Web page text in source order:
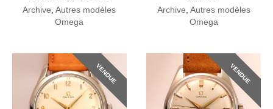
Archive,Autres modèles
Omega
Archive, Autres modèles
Omega
VENDUE VENDUE